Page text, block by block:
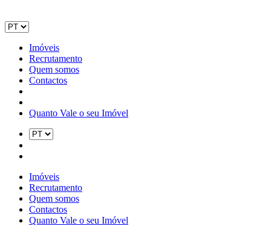
Imóveis
Recrutamento
Quem somos
Contactos
Quanto Vale o seu Imóvel
Imóveis
Recrutamento
Quem somos
Contactos
Quanto Vale o seu Imóvel